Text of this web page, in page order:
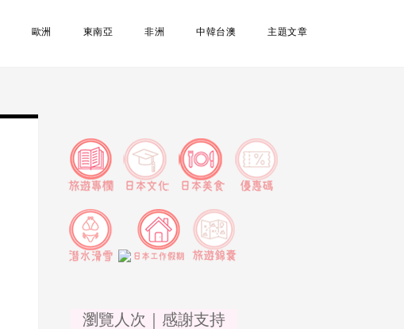
歐洲 東南亞 非洲 中韓台澳 主題文章
瀏覽人次｜感謝支持